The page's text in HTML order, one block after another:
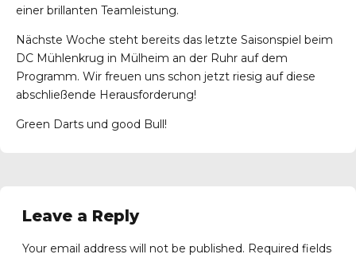
einer brillanten Teamleistung.
Nächste Woche steht bereits das letzte Saisonspiel beim
DC Mühlenkrug in Mülheim an der Ruhr auf dem
Programm. Wir freuen uns schon jetzt riesig auf diese
abschließende Herausforderung!
Green Darts und good Bull!
Leave a Reply
Your email address will not be published. Required fields